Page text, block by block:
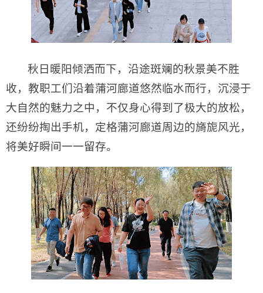
秋日暖阳倾洒而下，沿途斑斓的秋景美不胜
收，教职工们沿着蒲河廊道悠然临水而行，沉浸于
大自然的魅力之中，不仅身心得到了极大的放松，
还纷纷掏出手机，定格蒲河廊道周边的旖旎风光，
将美好瞬间一一留存。